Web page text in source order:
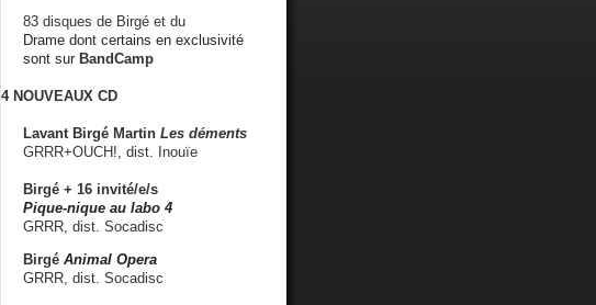
83 disques de Birgé et du
Drame dont certains en exclusivité
sont sur BandCamp
4 NOUVEAUX CD
Lavant Birgé Martin Les déments
GRRR+OUCH!, dist. Inouïe
Birgé + 16 invité/e/s
Pique-nique au labo 4
GRRR, dist. Socadisc
Birgé Animal Opera
GRRR, dist. Socadisc